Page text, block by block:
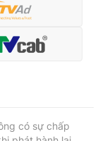
có sự chấp